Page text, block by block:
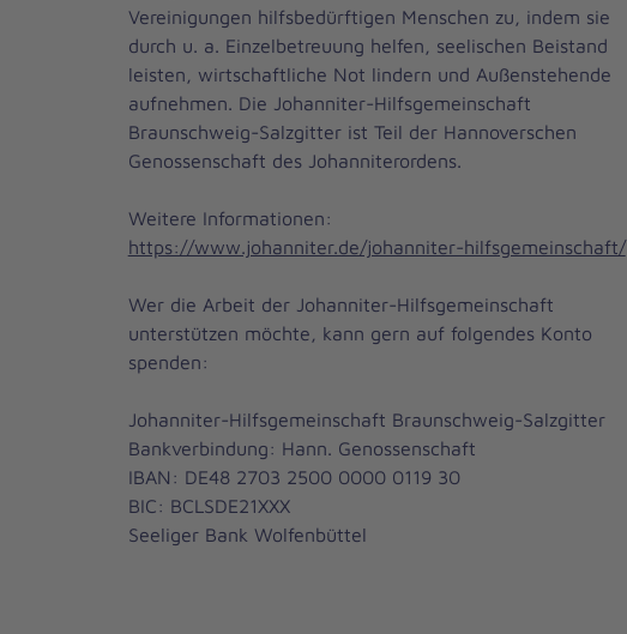
Vereinigungen hilfsbedürftigen Menschen zu, indem sie
durch u. a. Einzelbetreuung helfen, seelischen Beistand
leisten, wirtschaftliche Not lindern und Außenstehende
aufnehmen. Die Johanniter-Hilfsgemeinschaft
Braunschweig-Salzgitter ist Teil der Hannoverschen
Genossenschaft des Johanniterordens.
Weitere Informationen:
https://www.johanniter.de/johanniter-hilfsgemeinschaft/
Wer die Arbeit der Johanniter-Hilfsgemeinschaft
unterstützen möchte, kann gern auf folgendes Konto
spenden:
Johanniter-Hilfsgemeinschaft Braunschweig-Salzgitter
Bankverbindung: Hann. Genossenschaft
IBAN: DE48 2703 2500 0000 0119 30
BIC: BCLSDE21XXX
Seeliger Bank Wolfenbüttel